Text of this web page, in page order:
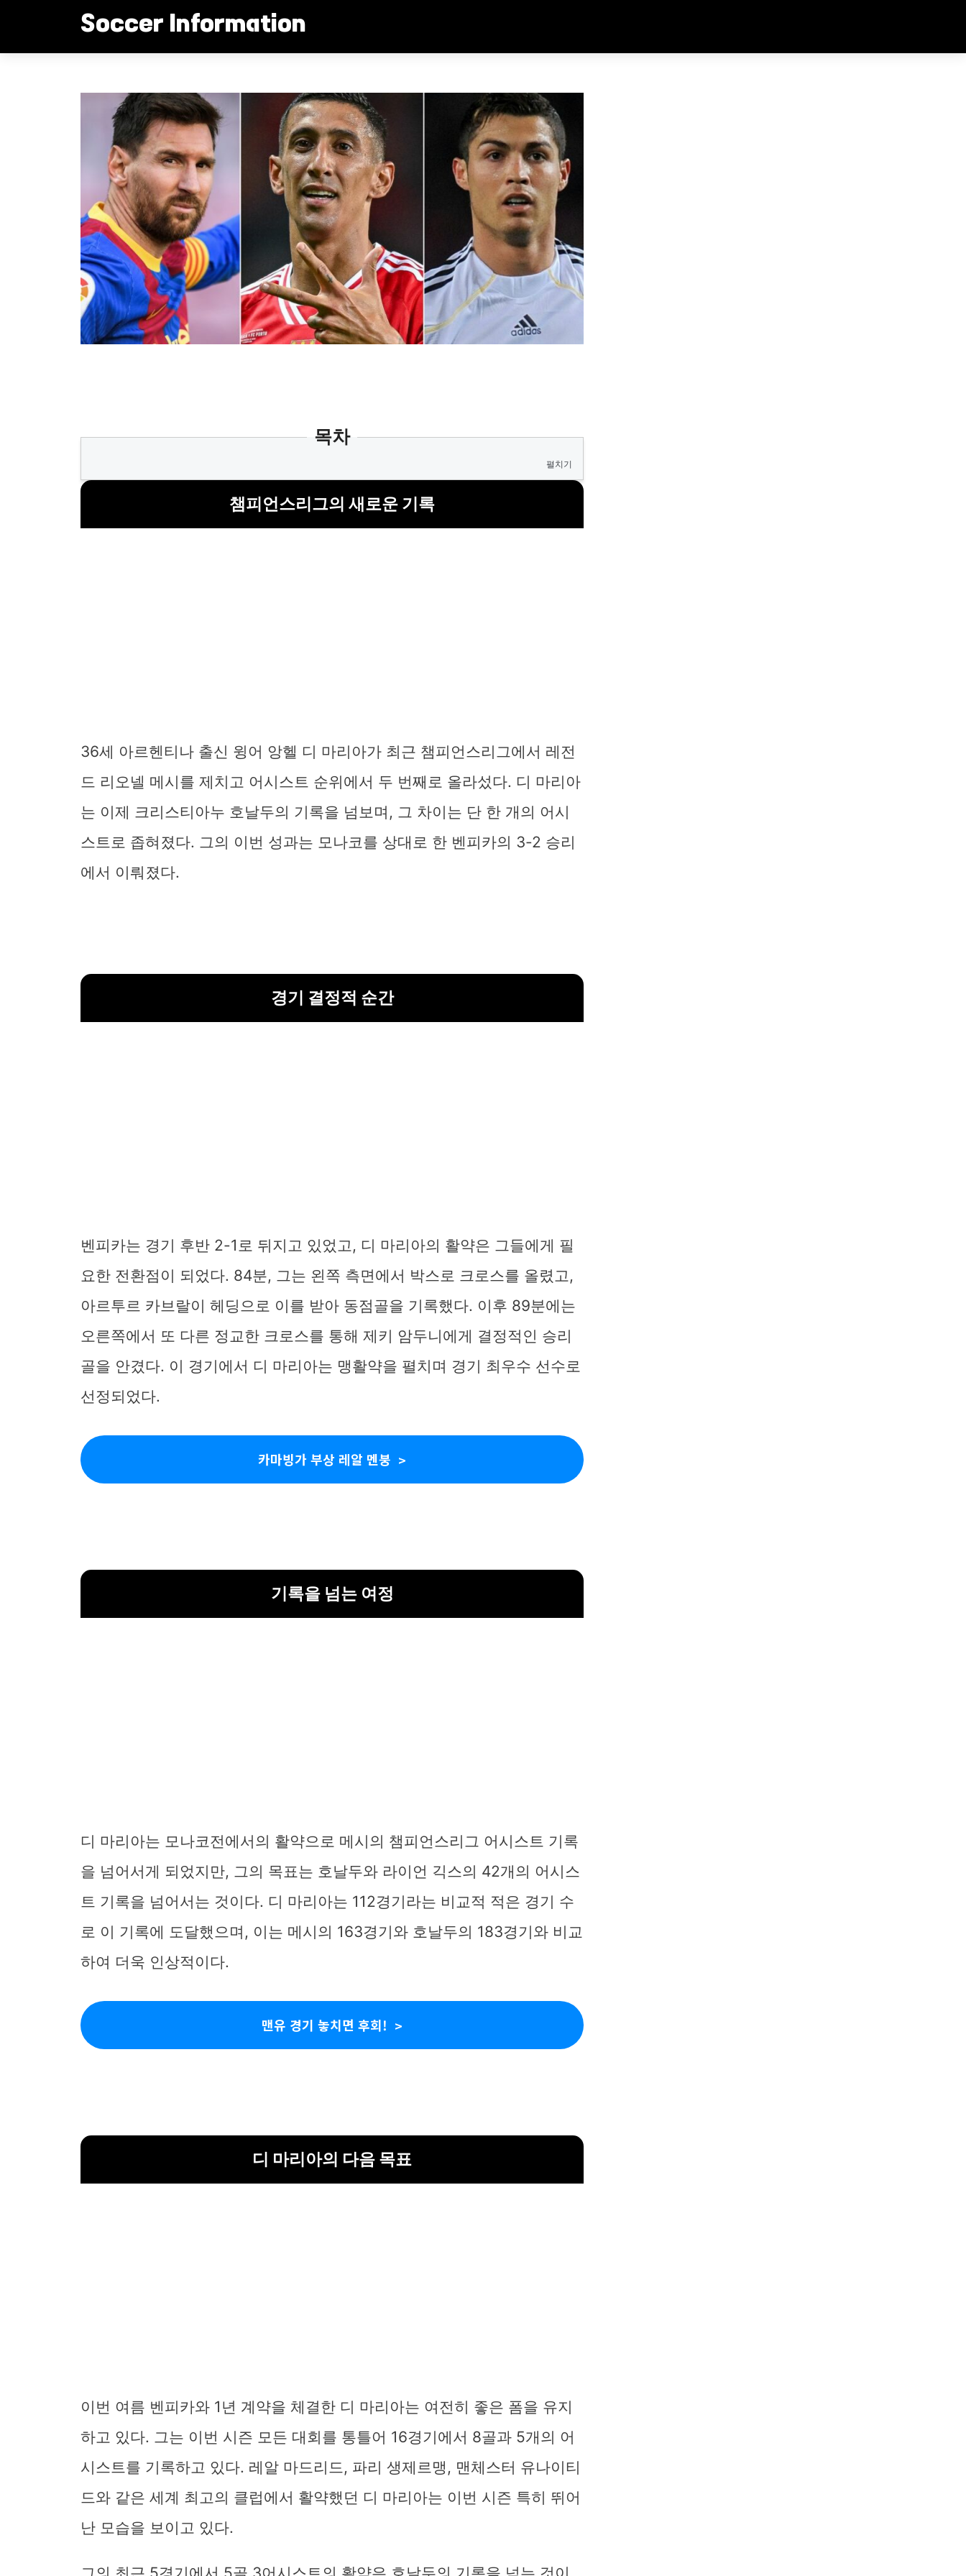
Soccer Information
목차
펼치기
챔피언스리그의 새로운 기록
36세 아르헨티나 출신 윙어 앙헬 디 마리아가 최근 챔피언스리그에서 레전
드 리오넬 메시를 제치고 어시스트 순위에서 두 번째로 올라섰다. 디 마리아
는 이제 크리스티아누 호날두의 기록을 넘보며, 그 차이는 단 한 개의 어시
스트로 좁혀졌다. 그의 이번 성과는 모나코를 상대로 한 벤피카의 3-2 승리
에서 이뤄졌다.
경기 결정적 순간
벤피카는 경기 후반 2-1로 뒤지고 있었고, 디 마리아의 활약은 그들에게 필
요한 전환점이 되었다. 84분, 그는 왼쪽 측면에서 박스로 크로스를 올렸고,
아르투르 카브랄이 헤딩으로 이를 받아 동점골을 기록했다. 이후 89분에는
오른쪽에서 또 다른 정교한 크로스를 통해 제키 암두니에게 결정적인 승리
골을 안겼다. 이 경기에서 디 마리아는 맹활약을 펼치며 경기 최우수 선수로
선정되었다.
카마빙가 부상 레알 멘붕
기록을 넘는 여정
디 마리아는 모나코전에서의 활약으로 메시의 챔피언스리그 어시스트 기록
을 넘어서게 되었지만, 그의 목표는 호날두와 라이언 긱스의 42개의 어시스
트 기록을 넘어서는 것이다. 디 마리아는 112경기라는 비교적 적은 경기 수
로 이 기록에 도달했으며, 이는 메시의 163경기와 호날두의 183경기와 비교
하여 더욱 인상적이다.
맨유 경기 놓치면 후회!
디 마리아의 다음 목표
이번 여름 벤피카와 1년 계약을 체결한 디 마리아는 여전히 좋은 폼을 유지
하고 있다. 그는 이번 시즌 모든 대회를 통틀어 16경기에서 8골과 5개의 어
시스트를 기록하고 있다. 레알 마드리드, 파리 생제르맹, 맨체스터 유나이티
드와 같은 세계 최고의 클럽에서 활약했던 디 마리아는 이번 시즌 특히 뛰어
난 모습을 보이고 있다.